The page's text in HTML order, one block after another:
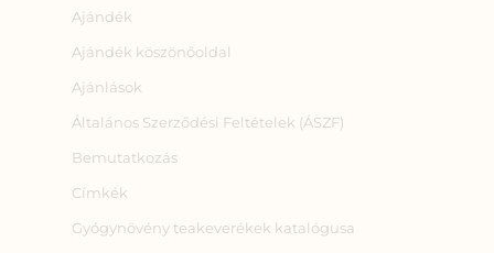
Ajándék
Ajándék köszönőoldal
Ajánlások
Általános Szerződési Feltételek (ÁSZF)
Bemutatkozás
Címkék
Gyógynövény teakeverékek katalógusa